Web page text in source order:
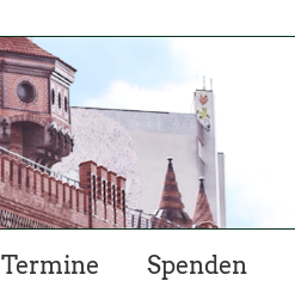
Termine Spenden